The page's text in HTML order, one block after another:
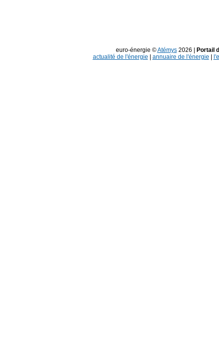
euro-énergie ©Atémys2026 |
Portail
actualité de l'énergie
annuaire de l'énergie